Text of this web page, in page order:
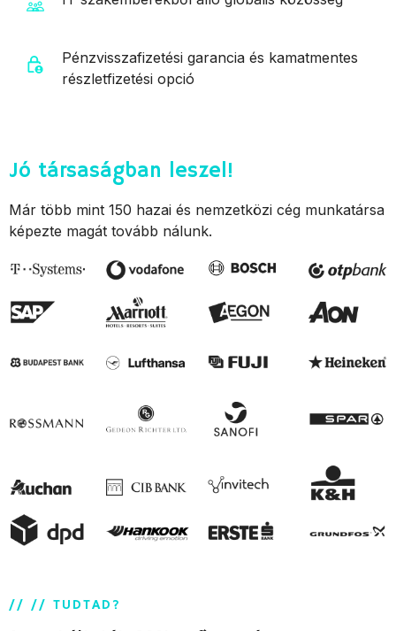
Pénzvisszafizetési garancia és kamatmentes
részletfizetési opció
Jó társaságban leszel!
Már több mint 150 hazai és nemzetközi cég munkatársa
képezte magát tovább nálunk.
// // TUDTAD?